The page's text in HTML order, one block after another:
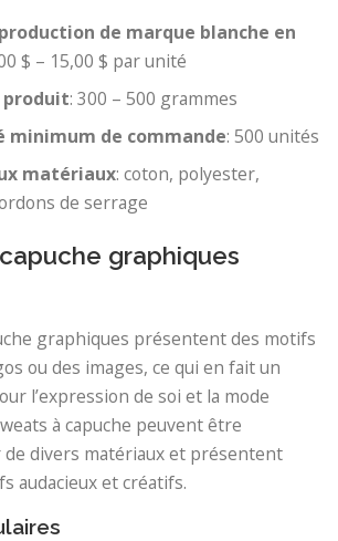
de marque blanche en
$ – 15,00 $ par unité
produit: 300 – 500 grammes
minimum de commande: 500 unités
matériaux: coton, polyester,
de serrage
graphiques
graphiques présentent des motifs
ou des images, ce qui en fait un
l’expression de soi et la mode
à capuche peuvent être
divers matériaux et présentent
audacieux et créatifs.